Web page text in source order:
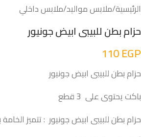
الرئيسية/ملابس مواليد/ملابس داخلي
حزام بطن للبيبى ابيض جونيور
110EGP
حزام بطن للبيبى ابيض جونيور
باكت يحتوى على 3 قطع
حزام بطن للبيبى ابيض جونيور : تتميز الخامة بأنها قطن